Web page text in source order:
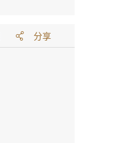
分享